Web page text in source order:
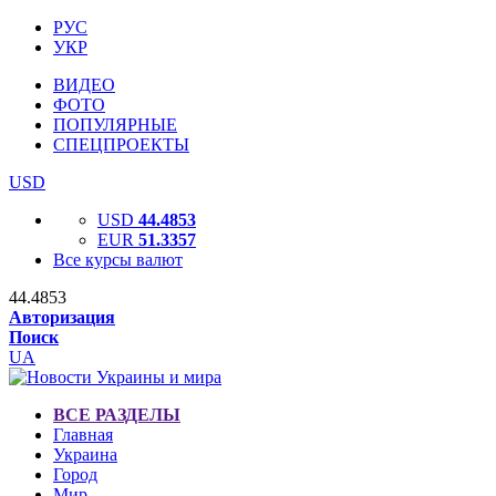
РУС
УКР
ВИДЕО
ФОТО
ПОПУЛЯРНЫЕ
СПЕЦПРОЕКТЫ
USD
USD 44.4853
EUR 51.3357
Все курсы валют
44.4853
Авторизация
Поиск
UA
ВСЕ РАЗДЕЛЫ
Главная
Украина
Город